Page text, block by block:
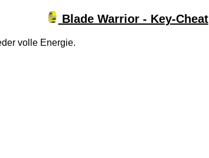
Blade Warrior - Key-Cheat
volle Energie.